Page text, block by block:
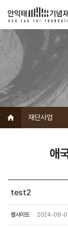
재단사업
애
test2
웹사이트 2024-09-